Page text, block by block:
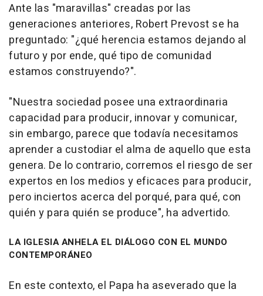
Ante las "maravillas" creadas por las
generaciones anteriores, Robert Prevost se ha
preguntado: "¿qué herencia estamos dejando al
futuro y por ende, qué tipo de comunidad
estamos construyendo?".
"Nuestra sociedad posee una extraordinaria
capacidad para producir, innovar y comunicar,
sin embargo, parece que todavía necesitamos
aprender a custodiar el alma de aquello que esta
genera. De lo contrario, corremos el riesgo de ser
expertos en los medios y eficaces para producir,
pero inciertos acerca del porqué, para qué, con
quién y para quién se produce", ha advertido.
LA IGLESIA ANHELA EL DIÁLOGO CON EL MUNDO
CONTEMPORÁNEO
En este contexto, el Papa ha aseverado que la